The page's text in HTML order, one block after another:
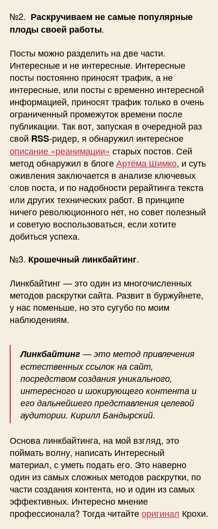
№2. Раскручиваем не самые популярные
плоды своей работы.
Посты можно разделить на две части.
Интересные и не интересные. Интересные
посты постоянно приносят трафик, а не
интересные, или посты с временно интересной
информацией, приносят трафик только в очень
ограниченный промежуток времени после
публикации. Так вот, запуская в очередной раз
свой RSS-ридер, я обнаружил интересное
описание «реанимации» старых постов. Сей
метод обнаружил в блогеАртёма Шимко, и суть
оживления заключается в анализе ключевых
слов поста, и по надобности рерайтинга текста
или других технических работ. В принципе
ничего революционного нет, но совет полезный
и советую воспользоваться, если хотите
добиться успеха.
№3. Крошечный линкбайтинг.
Линкбайтинг — это один из многочисленных
методов раскрутки сайта. Развит в буржуйнете,
у нас поменьше, но это сугубо по моим
наблюдениям.
Линкбайтинг — это метод привлечения
естественных ссылок на сайт,
посредством создания уникального,
интересного и шокирующего контента и
его дальнейшего представления целевой
аудитории. Кирилл Бандырский.
Основа линкбайтинга, на мой взгляд, это
поймать волну, написать Интересный
материал, с уметь подать его. Это наверно
один из самых сложных методов раскрутки, по
части создания контента, но и один из самых
эффективных. Интересно мнение
профессионала? Тогда читайтеоригинал Крохи.